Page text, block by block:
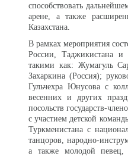
способствовать
арене, а также
Казахстана.
В рамках мероприятия
России, Таджикистана и
такими как: Жумагуль
Захаркина (Россия);
Гульчехра Юнусова с
весенних и других
посольств государств-
с участием детской
Туркменистана с
танцоров, народно-
а также молодой певец,